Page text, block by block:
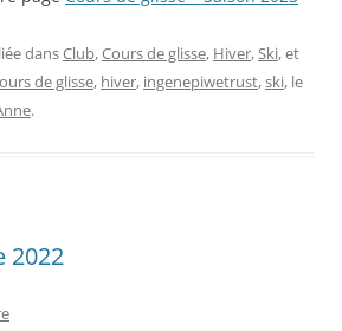
dansClub,Cours de glisse, Hiver,Ski, et
de glisse, hiver, ingenepiwetrust,ski, le
.
2022